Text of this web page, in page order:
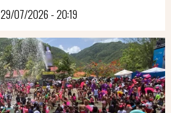
29/07/2026 - 20:19